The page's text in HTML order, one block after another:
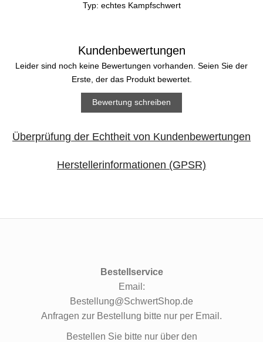
Typ: echtes Kampfschwert
Kundenbewertungen
Leider sind noch keine Bewertungen vorhanden. Seien Sie der
Erste, der das Produkt bewertet.
Bewertung schreiben
Überprüfung der Echtheit von Kundenbewertungen
Herstellerinformationen (GPSR)
Bestellservice
Email:
Bestellung@SchwertShop.de
Anfragen zur Bestellung bitte nur per Email.
Bestellen Sie bitte nur über den